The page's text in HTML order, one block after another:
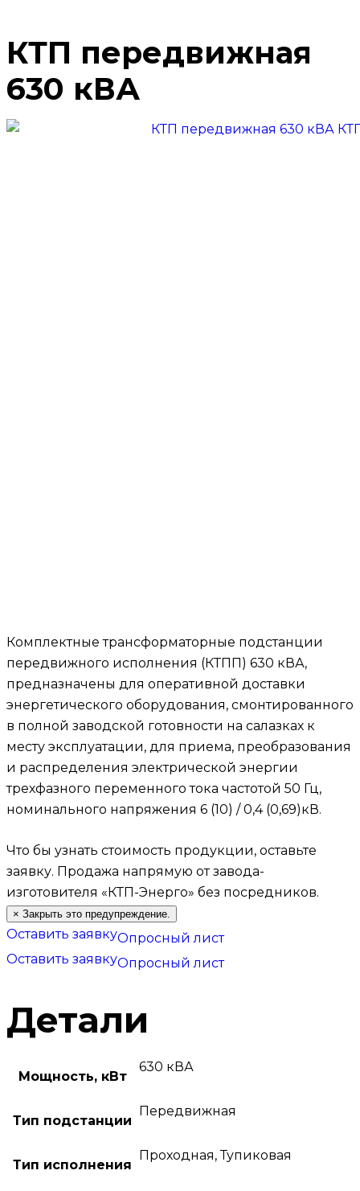
КТП передвижная
630 кВА
Комплектные трансформаторные подстанции
передвижного исполнения (КТПП) 630 кВА,
предназначены для оперативной доставки
энергетического оборудования, смонтированного
в полной заводской готовности на салазках к
месту эксплуатации, для приема, преобразования
и распределения электрической энергии
трехфазного переменного тока частотой 50 Гц,
номинального напряжения 6 (10) / 0,4 (0,69)кВ.
Что бы узнать стоимость продукции, оставьте
заявку. Продажа напрямую от завода-
изготовителя «КТП-Энерго» без посредников.
× Закрыть это предупреждение.
Оставить заявкуОпросный лист
Оставить заявкуОпросный лист
Детали
Мощность, кВт
630 кВА
Тип подстанции
Передвижная
Тип исполнения
Проходная, Тупиковая